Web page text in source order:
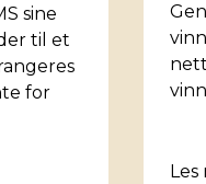
sine
til et
for
Les